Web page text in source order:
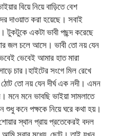
বিয়ে নিয়ে বাড়িতে বেশ
দাওয়াত করা হয়েছে। সবাই
একটা ভাবী পছন্দ করেছে
জল চলে আসে। ভাবী তো নয় যেন
ভেবেই আমার হাত মারা
চার।হাইটের সংগে মিল রেখে
তো নয় যেন দীর্ঘ এক নদী। এমন
মনে মনে ভাবছি ভাইয়া সামলাতে
শুধু কনে পক্ষকে নিয়ে ঘরে কথা হয়।
স্থান প্রায় প্রতেকেরই বদল